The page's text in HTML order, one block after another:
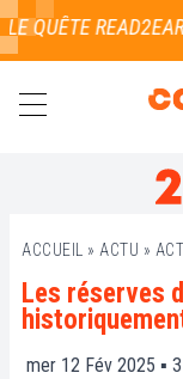
QUÊTE
ACCUEIL » ACTU »
Les réserves
mer 12 Fév 2025 ▪ 3